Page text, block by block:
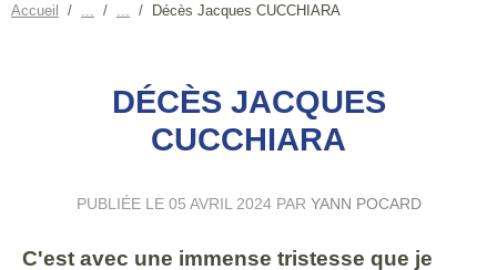
Accueil Décès Jacques CUCCHIARA
DÉCÈS JACQUES
CUCCHIARA
PUBLIÉE LE 05 AVRIL 2024PAR YANN POCARD
C'est avec une immense tristesse que je